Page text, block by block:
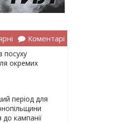
Коментарі
посуху
окремих
період для
кампанії